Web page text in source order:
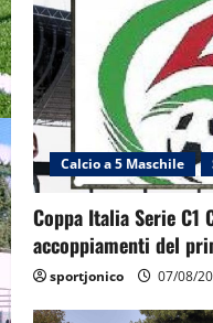
Calcio a 5 Maschile
Coppa Italia Serie
accoppiamenti del
sportjonico 07/08/